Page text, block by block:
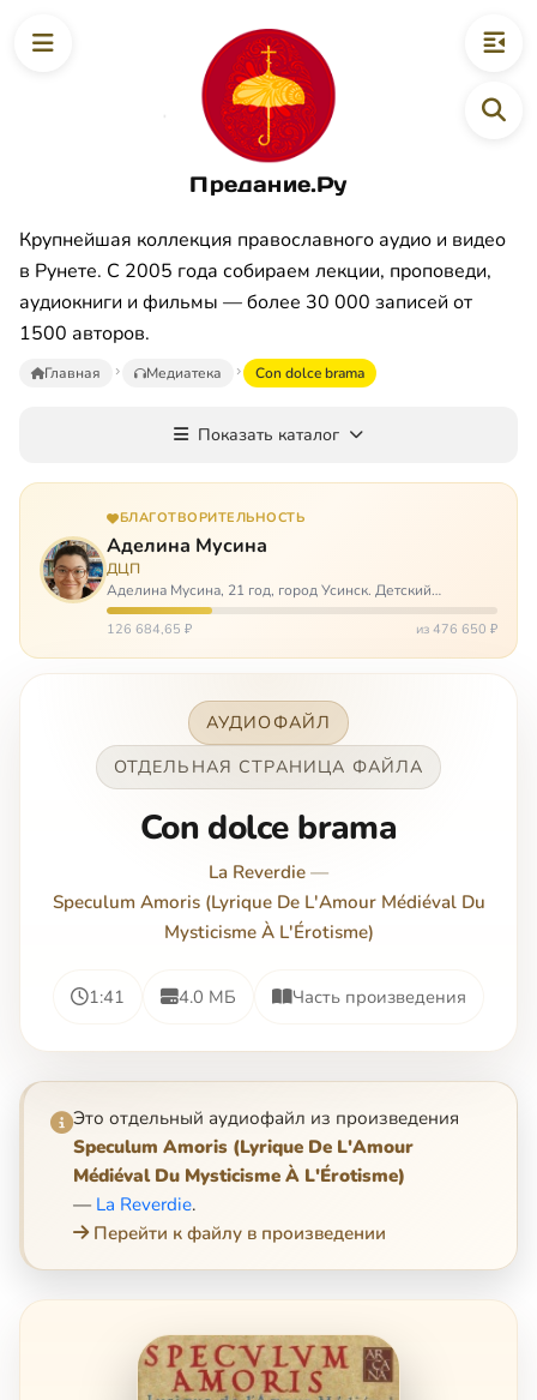
Предание.Ру
Крупнейшая коллекция православного аудио и видео
в Рунете. С 2005 года собираем лекции, проповеди,
аудиокниги и фильмы — более 30 000 записей от
1500 авторов.
Главная Медиатека Con dolce brama
Показать каталог
БЛАГОТВОРИТЕЛЬНОСТЬ
Аделина Мусина
ДЦП
Аделина Мусина, 21 год, город Усинск. Детский
церебральный паралич, передвигается на ходунках или
коляске. Аделине требуется помощь, чтобы ноги
126 684,65 ₽ из 476 650 ₽
АУДИОФАЙЛ
ОТДЕЛЬНАЯ СТРАНИЦА ФАЙЛА
Con dolce brama
La Reverdie —
Speculum Amoris (Lyrique De L'Amour Médiéval Du
Mysticisme À L'Érotisme)
1:41 4.0 МБ Часть произведения
Это отдельный аудиофайл из произведения
Speculum Amoris (Lyrique De L'Amour
Médiéval Du Mysticisme À L'Érotisme)
— La Reverdie.
Перейти к файлу в произведении